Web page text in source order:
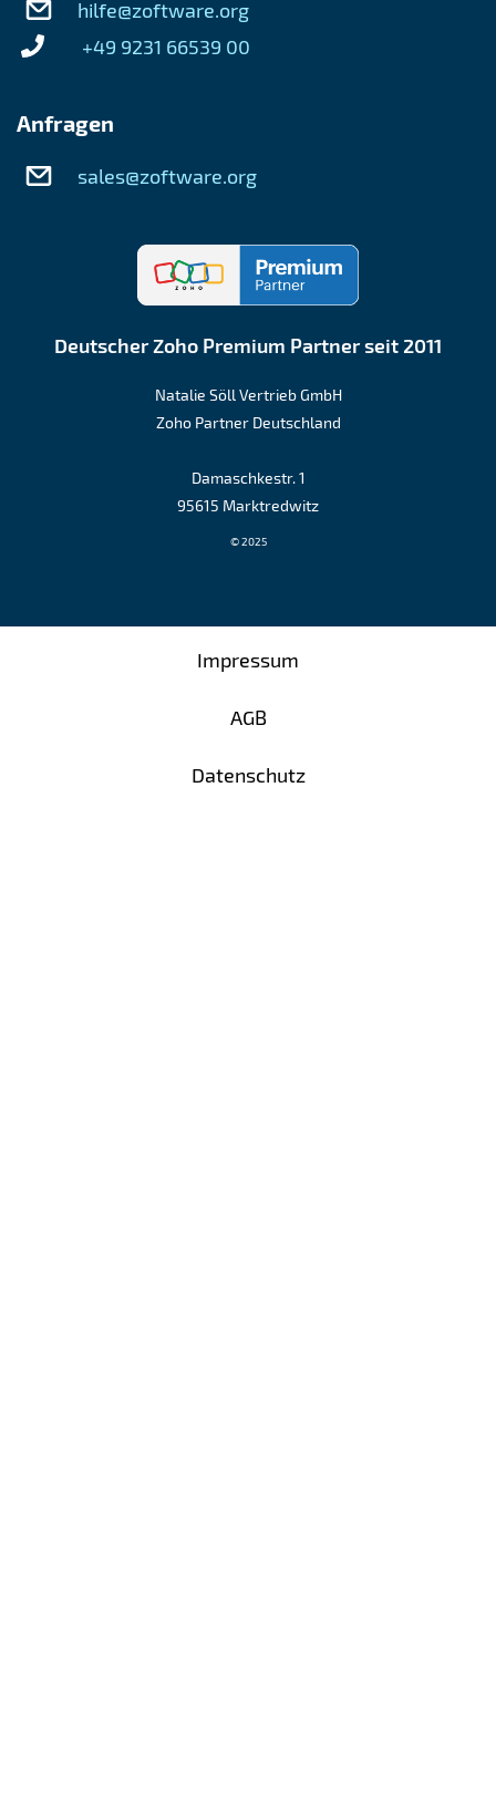
hilfe@zoftware.org
+49 9231 66539 00
Anfragen
sales@zoftware.org
Deutscher Zoho Premium Partner seit 2011
Natalie Söll Vertrieb GmbH
Zoho Partner Deutschland
Damaschkestr. 1
95615 Marktredwitz
© 2025
Impressum
AGB
Datenschutz